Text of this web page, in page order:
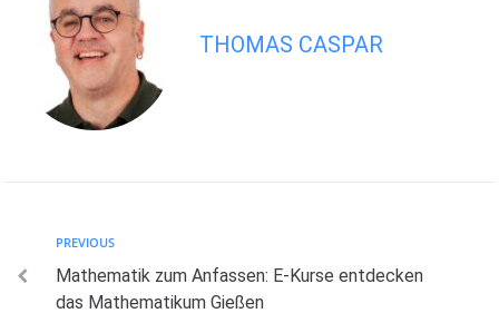
THOMAS CASPAR
PREVIOUS
Mathematik zum Anfassen: E-Kurse entdecken
das Mathematikum Gießen